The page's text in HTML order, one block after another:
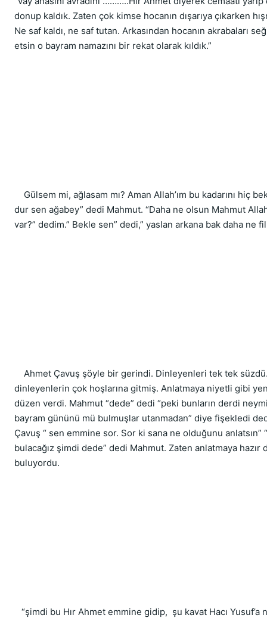
donup kaldık. Zaten çok kimse hocanın dışarıya çıkarken
Ne saf kaldı, ne saf tutan. Arkasından hocanın akrabaları
etsin o bayram namazını bir rekat olarak kıldık.”
Gülsem mi, ağlasam mı? Aman Allah’ım bu kadarını hiç
dur sen ağabey” dedi Mahmut. “Daha ne olsun Mahmut Allah
var?” dedim.” Bekle sen” dedi,” yaslan arkana bak daha ne
Ahmet Çavuş şöyle bir gerindi. Dinleyenleri tek tek
dinleyenlerin çok hoşlarına gitmiş. Anlatmaya niyetli gibi
düzen verdi. Mahmut “dede” dedi “peki bunların derdi
bayram gününü mü bulmuşlar utanmadan” diye fişekledi
Çavuş “ sen emmine sor. Sor ki sana ne olduğunu anlatsın”
bulacağız şimdi dede” dedi Mahmut. Zaten anlatmaya
buluyordu.
“şimdi bu Hır Ahmet emmine gidip,  şu kavat Hacı